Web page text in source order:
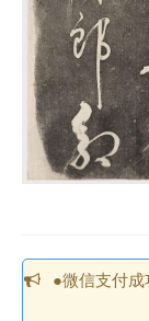
●微信支付